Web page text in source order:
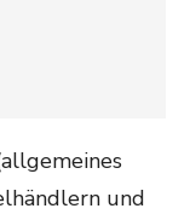
und